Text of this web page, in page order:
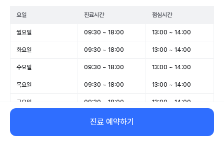
요일 진료시간 점심시간
월요일 09:30 ~ 18:00 13:00 ~ 14:00
화요일 09:30 ~ 18:00 13:00 ~ 14:00
수요일 09:30 ~ 18:00 13:00 ~ 14:00
목요일 09:30 ~ 18:00 13:00 ~ 14:00
금요일 09:30 ~ 18:00 13:00 ~ 14:00
휴무
일요일 휴무 -
진료 예약하기